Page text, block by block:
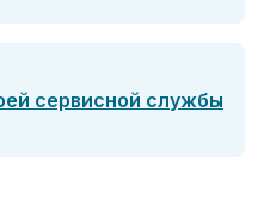
сервисной службы